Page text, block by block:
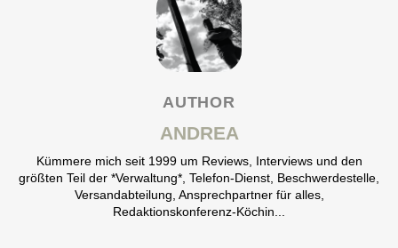
AUTHOR
ANDREA
Kümmere mich seit 1999 um Reviews, Interviews und den
größten Teil der *Verwaltung*, Telefon-Dienst, Beschwerdestelle,
Versandabteilung, Ansprechpartner für alles,
Redaktionskonferenz-Köchin...